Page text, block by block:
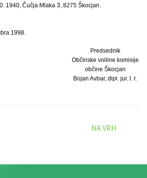
1940, Čučja Mlaka 3, 8275 Škocjan.
1998.
Predsednik
Občinske volilne komisije
občine Škocjan
Bojan Avbar, dipl. jur. l. r.
NA VRH